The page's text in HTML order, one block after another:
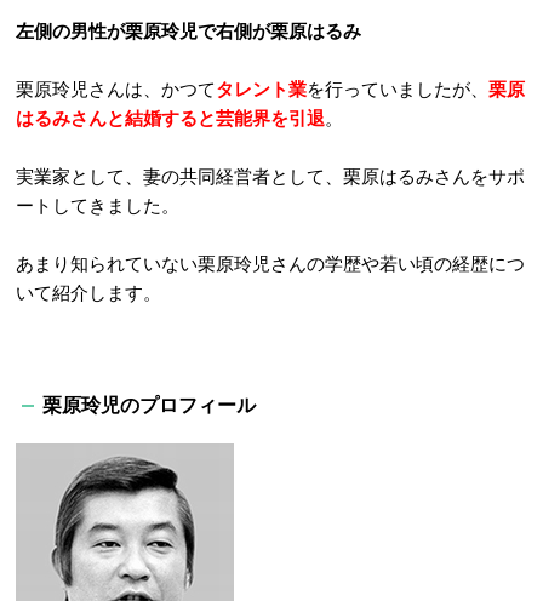
左側の男性が栗原玲児で右側が栗原はるみ
栗原玲児さんは、かつてタレント業を行っていましたが、 栗原
はるみさんと結婚すると芸能界を引退。
実業家として、妻の共同経営者として、栗原はるみさんをサポ
ートしてきました。
あまり知られていない栗原玲児さんの学歴や若い頃の経歴につ
いて紹介します。
栗原玲児のプロフィール